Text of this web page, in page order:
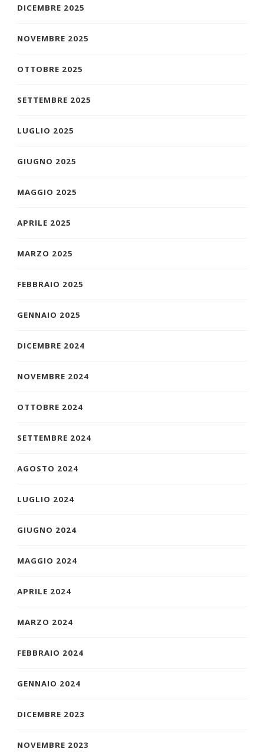
DICEMBRE 2025
NOVEMBRE 2025
OTTOBRE 2025
SETTEMBRE 2025
LUGLIO 2025
GIUGNO 2025
MAGGIO 2025
APRILE 2025
MARZO 2025
FEBBRAIO 2025
GENNAIO 2025
DICEMBRE 2024
NOVEMBRE 2024
OTTOBRE 2024
SETTEMBRE 2024
AGOSTO 2024
LUGLIO 2024
GIUGNO 2024
MAGGIO 2024
APRILE 2024
MARZO 2024
FEBBRAIO 2024
GENNAIO 2024
DICEMBRE 2023
NOVEMBRE 2023